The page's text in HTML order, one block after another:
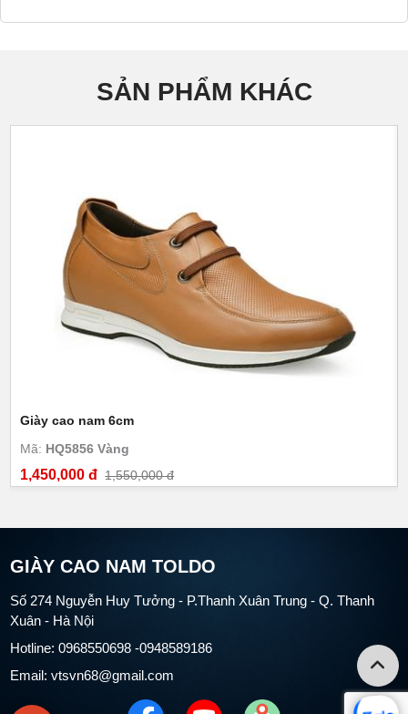
SẢN PHẨM KHÁC
Giày cao nam 6cm
Mã: HQ5856 Vàng
1,450,000 đ 1,550,000 đ
GIÀY CAO NAM TOLDO
Số 274 Nguyễn Huy Tưởng - P.Thanh Xuân Trung - Q. Thanh
Xuân - Hà Nội
Hotline: 0968550698 -0948589186
Email: vtsvn68@gmail.com